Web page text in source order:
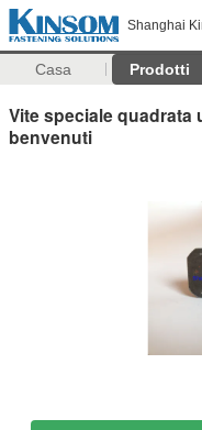
Shanghai
Casa Prodotti
Vite speciale quadrata
benvenuti